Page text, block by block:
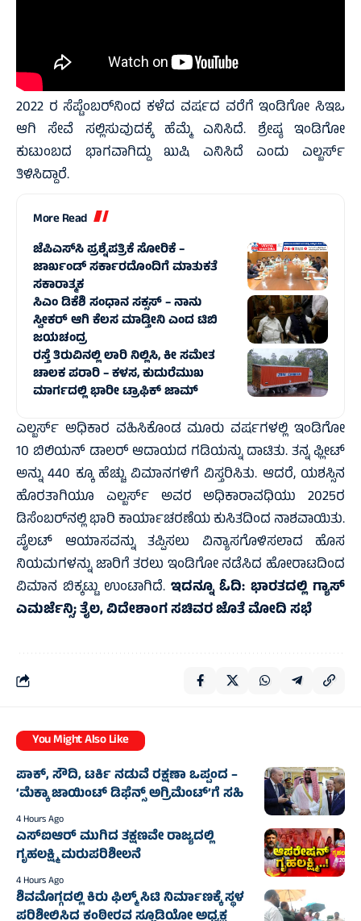
2022 ರ ಸೆಪ್ಟೆಂಬರ್‌ನಿಂದ ಕಳೆದ ವರ್ಷದ ವರೆಗೆ ಇಂಡಿಗೋ ಸಿಇಒ
ಆಗಿ ಸೇವೆ ಸಲ್ಲಿಸುವುದಕ್ಕೆ ಹೆಮ್ಮೆ ಎನಿಸಿದೆ. ಶ್ರೇಷ್ಠ ಇಂಡಿಗೋ
ಕುಟುಂಬದ ಭಾಗವಾಗಿದ್ದು ಖುಷಿ ಎನಿಸಿದೆ ಎಂದು ಎಲ್ಬರ್ಸ್‌
ತಿಳಿಸಿದ್ದಾರೆ.
More Read
ಜೆಪಿಎಸ್‌ಸಿ ಪ್ರಶ್ನೆಪತ್ರಿಕೆ ಸೋರಿಕೆ –
ಜಾರ್ಖಂಡ್‌ ಸರ್ಕಾರದೊಂದಿಗೆ ಮಾತುಕತೆ
ಸಕಾರಾತ್ಮಕ
ಸಿಎಂ ಡಿಕೆಶಿ ಸಂಧಾನ ಸಕ್ಸಸ್‌ – ನಾನು
ಸ್ವೀಕರ್ ಆಗಿ ಕೆಲಸ ಮಾಡ್ತೀನಿ ಎಂದ ಟಿಬಿ
ಜಯಚಂದ್ರ
ರಸ್ತೆ ತಿರುವಿನಲ್ಲಿ ಲಾರಿ ನಿಲ್ಲಿಸಿ, ಕೀ ಸಮೇತ
ಚಾಲಕ ಪರಾರಿ – ಕಳಸ, ಕುದುರೆಮುಖ
ಮಾರ್ಗದಲ್ಲಿ‌ ಭಾರೀ ಟ್ರಾಫಿಕ್‌ ಜಾಮ್
ಎಲ್ಬರ್ಸ್ ಅಧಿಕಾರ ವಹಿಸಿಕೊಂಡ ಮೂರು ವರ್ಷಗಳಲ್ಲಿ ಇಂಡಿಗೋ
10 ಬಿಲಿಯನ್ ಡಾಲರ್‌ ಆದಾಯದ ಗಡಿಯನ್ನು ದಾಟಿತು. ತನ್ನ ಫ್ಲೀಟ್
ಅನ್ನು 440 ಕ್ಕೂ ಹೆಚ್ಚು ವಿಮಾನಗಳಿಗೆ ವಿಸ್ತರಿಸಿತು. ಆದರೆ, ಯಶಸ್ಸಿನ
ಹೊರತಾಗಿಯೂ ಎಲ್ಬರ್ಸ್ ಅವರ ಅಧಿಕಾರಾವಧಿಯು 2025ರ
ಡಿಸೆಂಬರ್‌ನಲ್ಲಿ ಭಾರಿ ಕಾರ್ಯಾಚರಣೆಯ ಕುಸಿತದಿಂದ ನಾಶವಾಯಿತು.
ಪೈಲಟ್ ಆಯಾಸವನ್ನು ತಪ್ಪಿಸಲು ವಿನ್ಯಾಸಗೊಳಿಸಲಾದ ಹೊಸ
ನಿಯಮಗಳನ್ನು ಜಾರಿಗೆ ತರಲು ಇಂಡಿಗೋ ನಡೆಸಿದ ಹೋರಾಟದಿಂದ
ವಿಮಾನ ಬಿಕ್ಕಟ್ಟು ಉಂಟಾಗಿದೆ. ಇದನ್ನೂ ಓದಿ:ಭಾರತದಲ್ಲಿ ಗ್ಯಾಸ್
ಎಮರ್ಜೆನ್ಸಿ; ತೈಲ, ವಿದೇಶಾಂಗ ಸಚಿವರ ಜೊತೆ ಮೋದಿ ಸಭೆ
You Might Also Like
ಪಾಕ್, ಸೌದಿ, ಟರ್ಕಿ ನಡುವೆ ರಕ್ಷಣಾ ಒಪ್ಪಂದ –
‘ಮೆಕ್ಕಾ ಜಾಯಿಂಟ್ ಡಿಫೆನ್ಸ್ ಅಗ್ರಿಮೆಂಟ್’ಗೆ ಸಹಿ
4 Hours Ago
ಎಸ್‌ಐಆರ್ ಮುಗಿದ ತಕ್ಷಣವೇ ರಾಜ್ಯದಲ್ಲಿ
ಗೃಹಲಕ್ಷ್ಮಿ ಮರುಪರಿಶೀಲನೆ
4 Hours Ago
ಶಿವಮೊಗ್ಗದಲ್ಲಿ ಕಿರು ಫಿಲ್ಮ್ ಸಿಟಿ ನಿರ್ಮಾಣಕ್ಕೆ ಸ್ಥಳ